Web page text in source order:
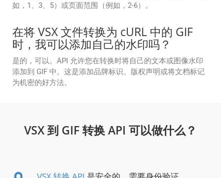
如，1、3、5）或页面范围（例如，2-6）。
在将 VSX 文件转换为 cURL 中的 GIF
时，我可以添加自己的水印吗？
是的，可以。API 允许您在转换时将自己的文本或图像水印
添加到 GIF 中。这是添加品牌标识、版权声明或将文档标记
为机密的好方法。
VSX 到 GIF 转换 API 可以做什么？